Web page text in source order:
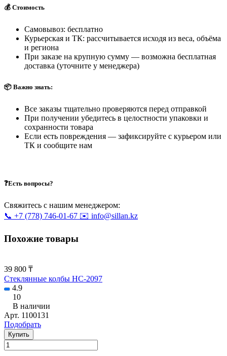
💰 Стоимость
Самовывоз: бесплатно
Курьерская и ТК: рассчитывается исходя из веса, объёма
и региона
При заказе на крупную сумму — возможна бесплатная
доставка (уточните у менеджера)
📦 Важно знать:
Все заказы тщательно проверяются перед отправкой
При получении убедитесь в целостности упаковки и
сохранности товара
Если есть повреждения — зафиксируйте с курьером или
ТК и сообщите нам
❓Есть вопросы?
Свяжитесь с нашим менеджером:
📞 +7 (778) 746-01-67 ✉️ info@sillan.kz
Похожие товары
39 800 ₸
Стеклянные колбы НС-2097
4.9
10
В наличии
Арт. 1100131
Подобрать
Купить